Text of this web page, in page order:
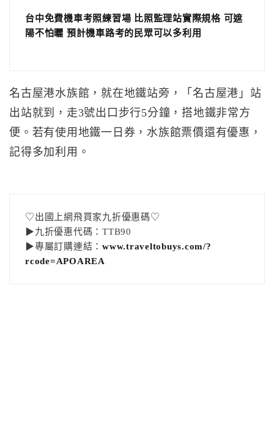
台中免費機車考照練習場 比照監理站實際規格 可遮
陽不怕曬 預計機車路考的民眾可以多利用
名古屋港水族館，就在地鐵站旁，「名古屋港」站
出站就到，走3號出口步行5分鐘，搭地鐵非常方
便。若有使用地鐵一日券，水族館票價還有優惠，
記得多加利用。
♡出國上網飛買家九折優惠碼♡
▶九折優惠代碼：TTB90
▶專屬訂購連結： www.traveltobuys.com/?
rcode=APOAREA